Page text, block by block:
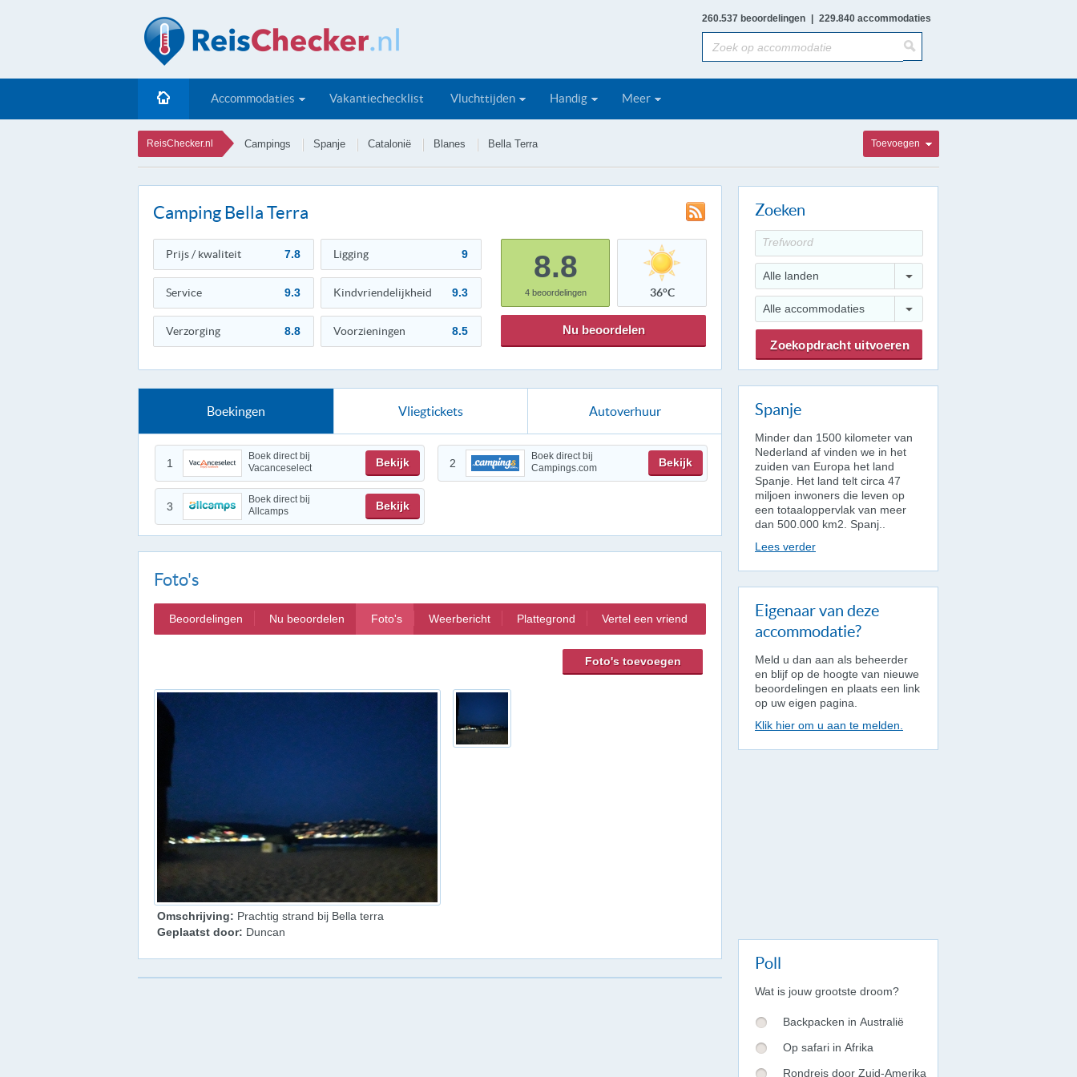
260.537 beoordelingen 229.840 accommodaties
Accommodaties Vakantiechecklist Vluchttijden Handig Meer
ReisChecker.nl Campings Spanje Catalonië Blanes Bella Terra Toevoegen
Camping Bella Terra
Prijs / kwaliteit 7.8 Ligging 9
Service 9.3 Kindvriendelijkheid 9.3
Verzorging 8.8 Voorzieningen 8.5
8.8
4beoordelingen 36°C
Nu beoordelen
Boekingen Vliegtickets Autoverhuur
1
Boek direct bij
Vacanceselect
Bekijk 2
Boek direct bij
Campings.com
Bekijk
3
Boek direct bij
Allcamps
Bekijk
Foto's
Beoordelingen Nu beoordelen Foto's Weerbericht Plattegrond Vertel een vriend
Foto's toevoegen
Omschrijving: Prachtig strand bij Bella terra
Geplaatst door: Duncan
Zoeken
Alle landen
Alle accommodaties
Spanje
Minder dan 1500 kilometer van
Nederland af vinden we in het
zuiden van Europa het land
Spanje. Het land telt circa 47
miljoen inwoners die leven op
een totaaloppervlak van meer
dan 500.000 km2. Spanj..
Lees verder
Eigenaar van deze
accommodatie?
Meld u dan aan als beheerder
en blijf op de hoogte van nieuwe
beoordelingen en plaats een link
op uw eigen pagina.
Klik hier om u aan te melden.
Poll
Wat is jouw grootste droom?
Backpacken in Australië
Op safari in Afrika
Rondreis door Zuid-Amerika